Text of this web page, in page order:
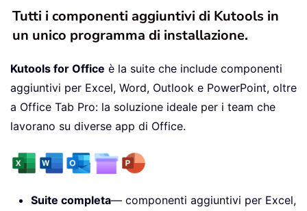
Tutti i componenti aggiuntivi di Kutools in
un unico programma di installazione.
Kutools for Office è la suite che include componenti
aggiuntivi per Excel, Word, Outlook e PowerPoint, oltre
a Office Tab Pro: la soluzione ideale per i team che
lavorano su diverse app di Office.
Suite completa— componenti aggiuntivi per Excel,